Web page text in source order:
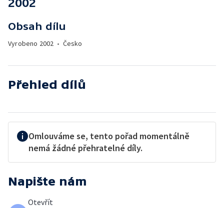
2002
Obsah dílu
Vyrobeno 2002 • Česko
Přehled dílů
Omlouváme se, tento pořad momentálně
nemá žádné přehratelné díly.
Napište nám
Otevřít